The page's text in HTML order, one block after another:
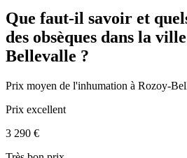
Que faut-il savoir et
des obsèques dans la
Bellevalle ?
Prix moyen de l'inhumation à Rozoy-
Prix excellent
3 290 €